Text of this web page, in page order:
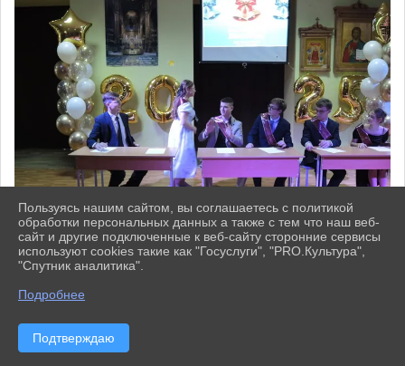
Пользуясь нашим сайтом, вы соглашаетесь с политикой
обработки персональных данных а также с тем что наш веб-
сайт и другие подключенные к веб-сайту сторонние сервисы
используют cookies такие как "Госуслуги", "PRO.Культура",
"Спутник аналитика".
Подробнее
Подтверждаю